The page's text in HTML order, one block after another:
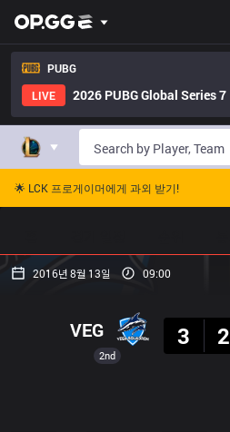
PUBG
LIVE
2026 PUBG Global Series 7
🌟 LCK 프로게이머에게 과외 받기!
2016년 8월 13일 09:00
2nd
VEG
3
2